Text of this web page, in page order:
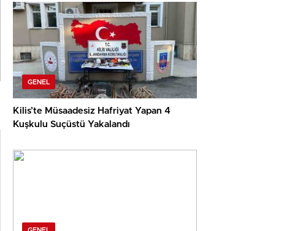
GENEL
Kilis’te Müsaadesiz Hafriyat Yapan 4
Kuşkulu Suçüstü Yakalandı